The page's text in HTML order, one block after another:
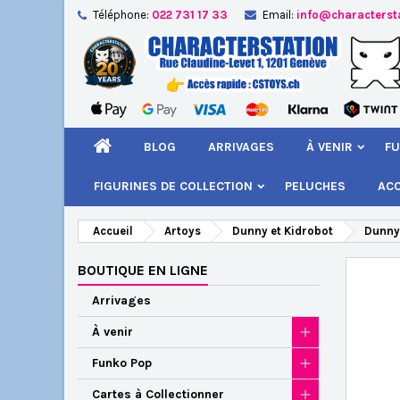
Téléphone: 022 731 17 33 Email:
BLOG ARRIVAGES À VENIR
FIGURINES DE COLLECTION PELUCHES
Accueil Artoys Dunny et Kidrobot
BOUTIQUE EN LIGNE
Arrivages
À venir
Funko Pop
Cartes à Collectionner